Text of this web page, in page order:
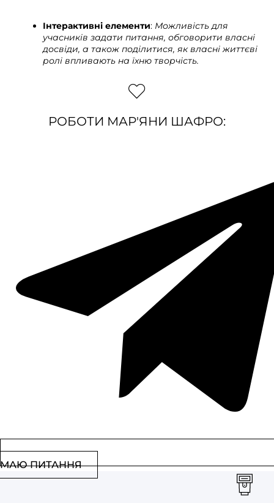
Інтерактивні елементи: Можливість для
учасників задати питання, обговорити власні
досвіди, а також поділитися, як власні життєві
ролі впливають на їхню творчість.
РОБОТИ МАР'ЯНИ ШАФРО:
МАЮ ПИТАННЯ